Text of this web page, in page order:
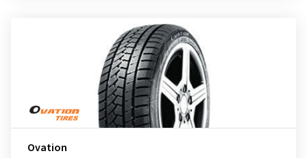
Ovation